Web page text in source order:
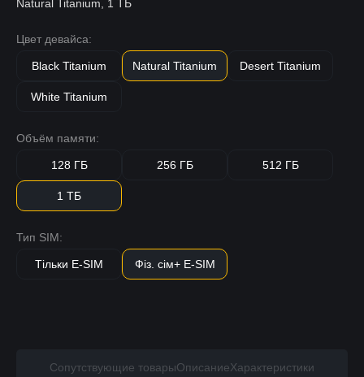
Natural Titanium, 1 ТБ
Цвет девайса:
Black Titanium Natural Titanium Desert Titanium
White Titanium
Объём памяти:
128 ГБ 256 ГБ 512 ГБ
1 ТБ
Тип SIM:
Тільки E-SIM Фіз. сім+ E-SIM
Сопутствующие товарыОписаниеХарактеристики